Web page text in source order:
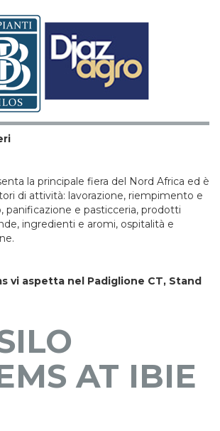
la principale fiera del Nord Africa ed è
di attività: lavorazione, riempimento e
panificazione e pasticceria, prodotti
ingredienti e aromi, ospitalità e
vi aspetta nel Padiglione CT, Stand
AT IBIE